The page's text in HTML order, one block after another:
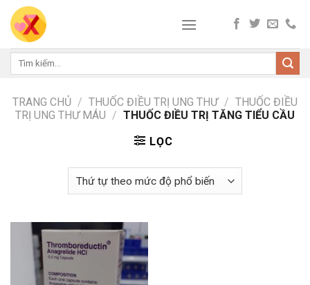
Skip
content
Tìm
TRANG CHỦ / THUỐC ĐIỀU TRỊ UNG THƯ / THUỐC ĐIỀU
TRỊ UNG THƯ MÁU / THUỐC ĐIỀU TRỊ TĂNG TIỂU CẦU
LỌC